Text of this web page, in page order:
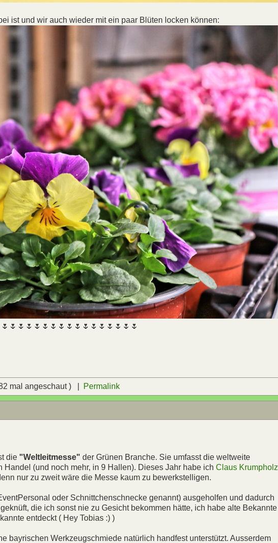
ist und wir auch wieder mit ein paar Blüten locken können:
mal angeschaut ) | Permalink
die "Weltleitmesse" der Grünen Branche. Sie umfasst die weltweite
(und noch mehr, in 9 Hallen). Dieses Jahr habe ich Claus Krumpholz
nur zu zweit wäre die Messe kaum zu bewerkstelligen.
oder Schnittchenschnecke genannt) ausgeholfen und dadurch
die ich sonst nie zu Gesicht bekommen hätte, ich habe alte Bekannte
entdeckt ( Hey Tobias :) )
bayrischen Werkzeugschmiede natürlich handfest unterstützt. Ausserdem